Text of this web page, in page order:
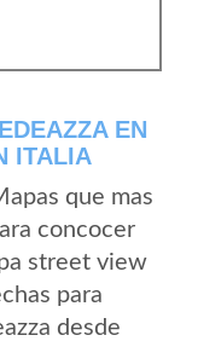
EN
ITALIA
que mas
concocer
street view
para
desde